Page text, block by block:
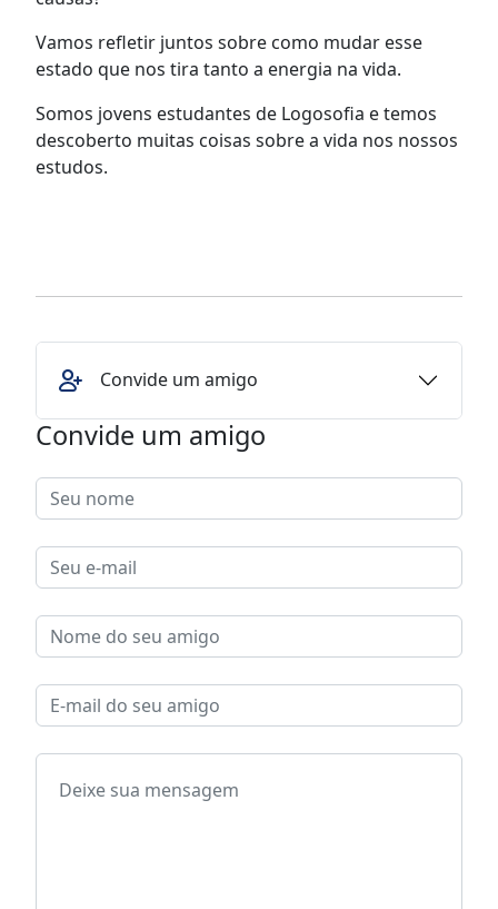
Vamos refletir juntos sobre como mudar esse
estado que nos tira tanto a energia na vida.
Somos jovens estudantes de Logosofia e temos
descoberto muitas coisas sobre a vida nos nossos
estudos.
Convide um amigo
Convide um amigo